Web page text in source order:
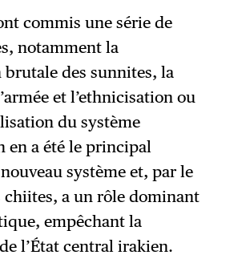
commis une série de
notamment la
des sunnites, la
et l’ethnicisation ou
du système
en a été le principal
système et, par le
a un rôle dominant
empêchant la
l’État central irakien.